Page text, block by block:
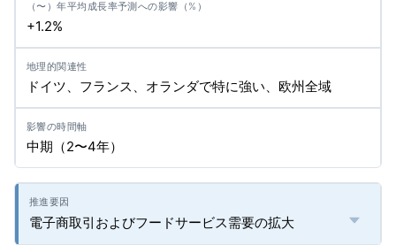
+1.2%
ドイツ、フランス、オランダで特に強い、欧州全域
中期（2〜4年）
電子商取引およびフードサービス需要の拡大